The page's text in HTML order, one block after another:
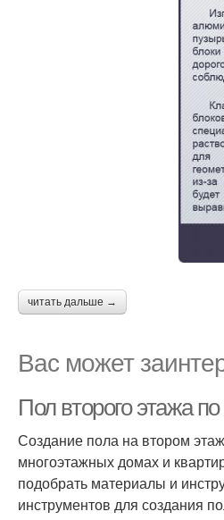
читать дальше →
Вас может
Пол второго этажа
Создание пола на втором
многоэтажных домах и
подобрать материалы и
инструментов для создания